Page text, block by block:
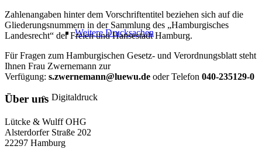
Weitere Drucksachen
Digitaldruck
Zahlenangaben hinter dem Vorschriftentitel beziehen sich auf die
Gliederungsnummern in der Sammlung des „Hamburgisches
Landesrecht“ der Freien und Hansestadt Hamburg.
Für Fragen zum Hamburgischen Gesetz- und Verordnungsblatt steht
Ihnen Frau Zwernemann zur
Verfügung: s.zwernemann@luewu.de oder Telefon 040-235129-0
Über uns
Lütcke & Wulff OHG
Alsterdorfer Straße 202
22297 Hamburg